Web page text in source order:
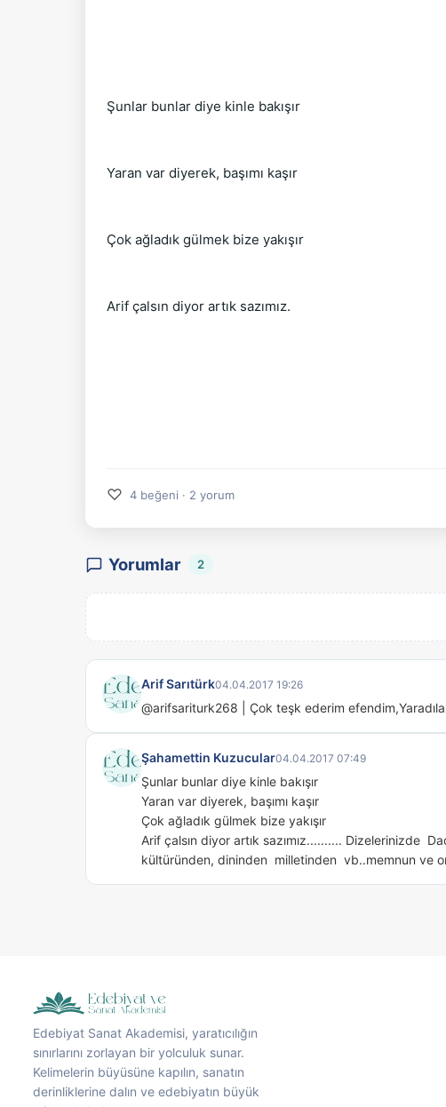
Şunlar bunlar diye kinle bakışır
Yaran var diyerek, başımı kaşır
Çok ağladık gülmek bize yakışır
Arif çalsın diyor artık sazımız.
♡ 4 beğeni · 2 yorum
Yorumlar 2
Arif Sarıtürk04.04.2017 19:26
@arifsariturk268 | Çok teşk ederim
Şahamettin Kuzucular04.04.2017 07:49
Şunlar bunlar diye kinle bakışır
Yaran var diyerek, başımı kaşır
Çok ağladık gülmek bize yakışır
Arif çalsın diyor artık sazımız.......... Dizelerinizde
kültüründen, dininden  milletinden  vb..memnun ve
Edebiyat Sanat Akademisi, yaratıcılığın
sınırlarını zorlayan bir yolculuk sunar.
Kelimelerin büyüsüne kapılın, sanatın
derinliklerine dalın ve edebiyatın büyük